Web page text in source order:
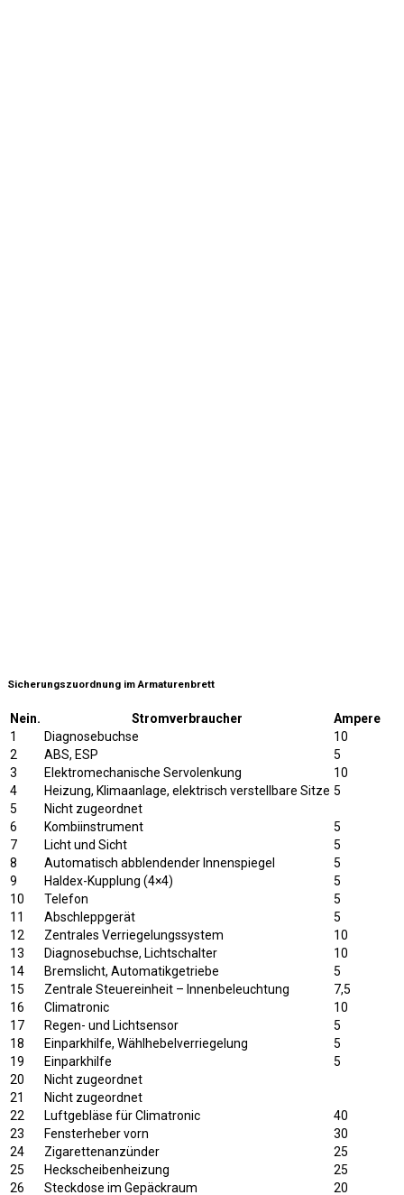
Sicherungszuordnung im Armaturenbrett
Nein. Stromverbraucher
Ampere
1
Diagnosebuchse
10
2
ABS, ESP
5
3
Elektromechanische Servolenkung
10
4
Heizung, Klimaanlage, elektrisch verstellbare Sitze 5
5
Nicht zugeordnet
6
Kombiinstrument
5
7
Licht und Sicht
5
8
Automatisch abblendender Innenspiegel
5
9
Haldex-Kupplung (4×4)
5
10
Telefon
5
11
Abschleppgerät
5
12
Zentrales Verriegelungssystem
10
13
Diagnosebuchse, Lichtschalter
10
14
Bremslicht, Automatikgetriebe
5
15
Zentrale Steuereinheit – Innenbeleuchtung
7,5
16
Climatronic
10
17
Regen- und Lichtsensor
5
18
Einparkhilfe, Wählhebelverriegelung
5
19
Einparkhilfe
5
20
Nicht zugeordnet
21
Nicht zugeordnet
22
Luftgebläse für Climatronic
40
23
Fensterheber vorn
30
24
Zigarettenanzünder
25
25
Heckscheibenheizung
25
26
Steckdose im Gepäckraum 20